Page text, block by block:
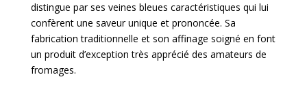
distingue par ses veines bleues caractéristiques qui lui
confèrent une saveur unique et prononcée. Sa
fabrication traditionnelle et son affinage soigné en font
un produit d’exception très apprécié des amateurs de
fromages.